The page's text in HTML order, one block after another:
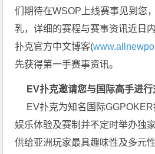
们期待在WSOP上线赛事见到您
乳，详细的赛程与赛事资讯近日
扑克官方中文博客(
先获得第一手赛事资讯。
EV扑克邀请您与国际高手进行
EV扑克为知名国际GGPOKER
娱乐体验及赛制并不定时举办独
供给亚洲玩家最具趣味性及多元